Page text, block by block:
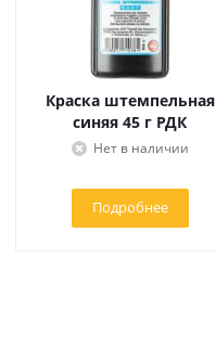
Краска штемпельная
синяя 45 г РДК
Нет в наличии
Подробнее